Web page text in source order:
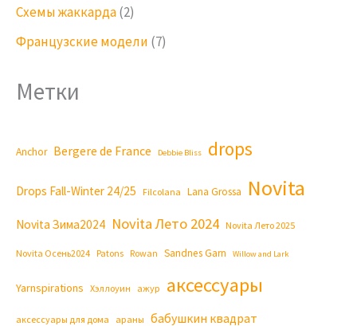
Схемы жаккарда(2)
Французские модели (7)
Метки
Anchor Bergere de France Debbie Bliss drops
Drops Fall-Winter 24/25 Filcolana Lana Grossa Novita
Novita Зима2024 Novita Лето 2024 Novita Лето 2025
Novita Осень2024 Patons Rowan Sandnes Garn Willow and Lark
Yarnspirations Хэллоуин ажур аксессуары
аксессуары для дома араны бабушкин квадрат